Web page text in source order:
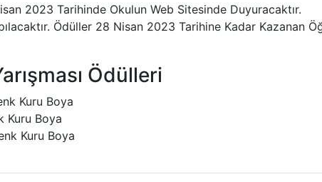
2023 Tarihinde Okulun Web Sitesinde Duyuracaktır.
Ödüller 28 Nisan 2023 Tarihine Kadar Kazanan
Ödülleri
Kuru Boya
Kuru Boya
Kuru Boya